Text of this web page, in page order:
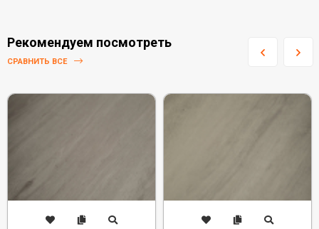
Рекомендуем посмотреть
СРАВНИТЬ ВСЕ